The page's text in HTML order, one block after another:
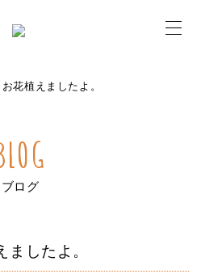
メニ
花植えましたよ。
ブログ
したよ。